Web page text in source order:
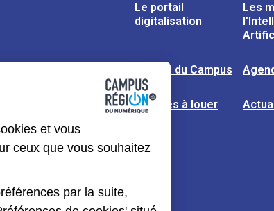
Le portail
digitalisation
Les
L’usine du Campus
Espaces à louer
et vous
ceux que vous souhaitez
par la suite,